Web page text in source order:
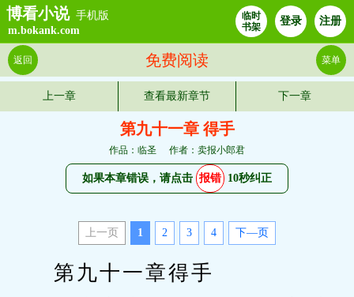
博看小说 手机版
m.bokank.com
临时
书架
登录 注册
免费阅读
返回 菜单
上一章 查看最新章节 下一章
第九十一章 得手
作品：临圣 作者：卖报小郎君
如果本章错误，请点击 报错 10秒纠正
上一页 1 2 3 4 下—页
第九十一章得手